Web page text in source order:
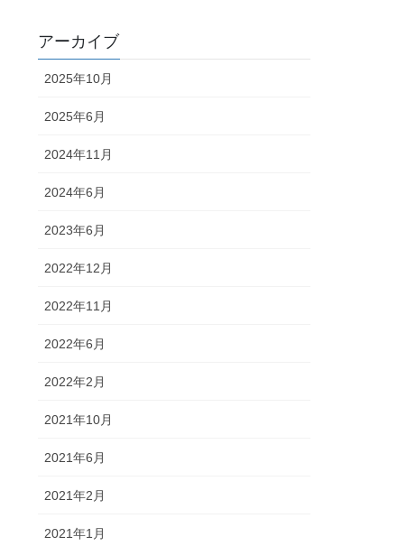
アーカイブ
2025年10月
2025年6月
2024年11月
2024年6月
2023年6月
2022年12月
2022年11月
2022年6月
2022年2月
2021年10月
2021年6月
2021年2月
2021年1月